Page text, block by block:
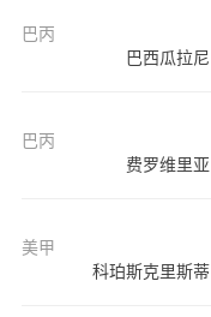
巴丙
巴西瓜拉尼
巴丙
费罗维里亚
美甲
科珀斯克里斯蒂